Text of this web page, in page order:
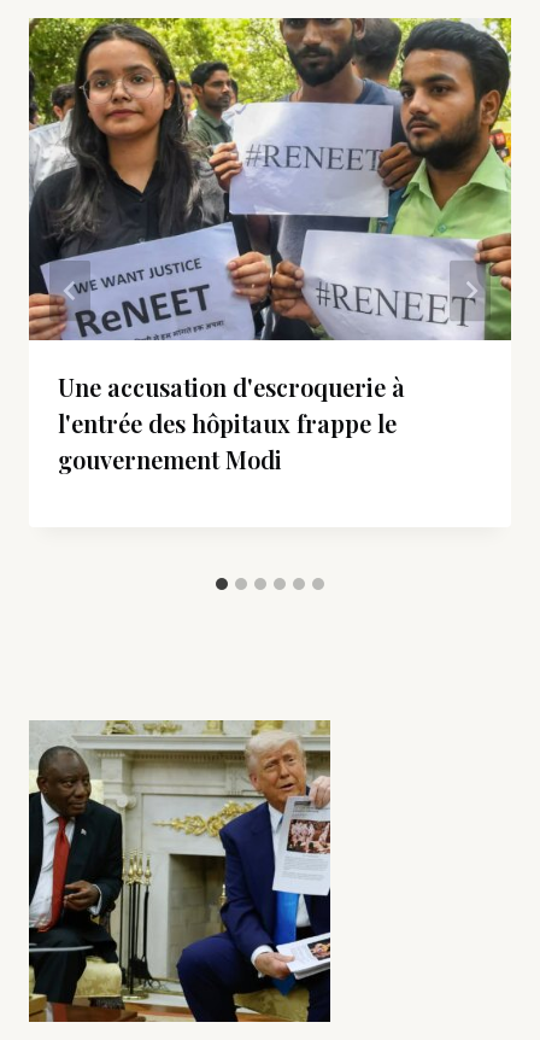
Une accusation d'escroquerie à
l'entrée des hôpitaux frappe le
gouvernement Modi